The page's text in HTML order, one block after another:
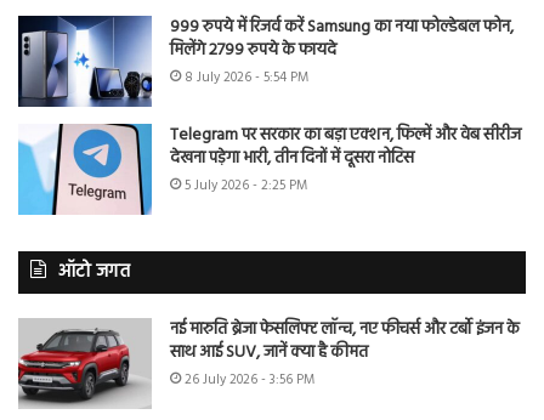
999 रुपये में रिजर्व करें Samsung का नया फोल्डेबल फोन,
मिलेंगे 2799 रुपये के फायदे
8 July 2026 - 5:54 PM
Telegram पर सरकार का बड़ा एक्शन, फिल्में और वेब सीरीज
देखना पड़ेगा भारी, तीन दिनों में दूसरा नोटिस
5 July 2026 - 2:25 PM
ऑटो जगत
नई मारुति ब्रेजा फेसलिफ्ट लॉन्च, नए फीचर्स और टर्बो इंजन के
साथ आई SUV, जानें क्या है कीमत
26 July 2026 - 3:56 PM